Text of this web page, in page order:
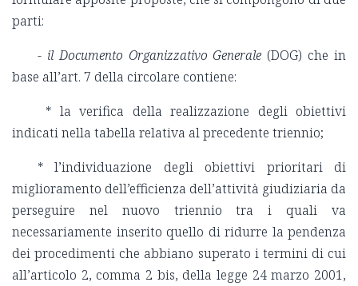
parti:
- il Documento Organizzativo Generale (DOG) che in
base all’art. 7 della circolare contiene:
* la verifica della realizzazione degli obiettivi
indicati nella tabella relativa al precedente triennio;
* l’individuazione degli obiettivi prioritari di
miglioramento dell’efficienza dell’attività giudiziaria da
perseguire nel nuovo triennio tra i quali va
necessariamente inserito quello di ridurre la pendenza
dei procedimenti che abbiano superato i termini di cui
all’articolo 2, comma 2 bis, della legge 24 marzo 2001,